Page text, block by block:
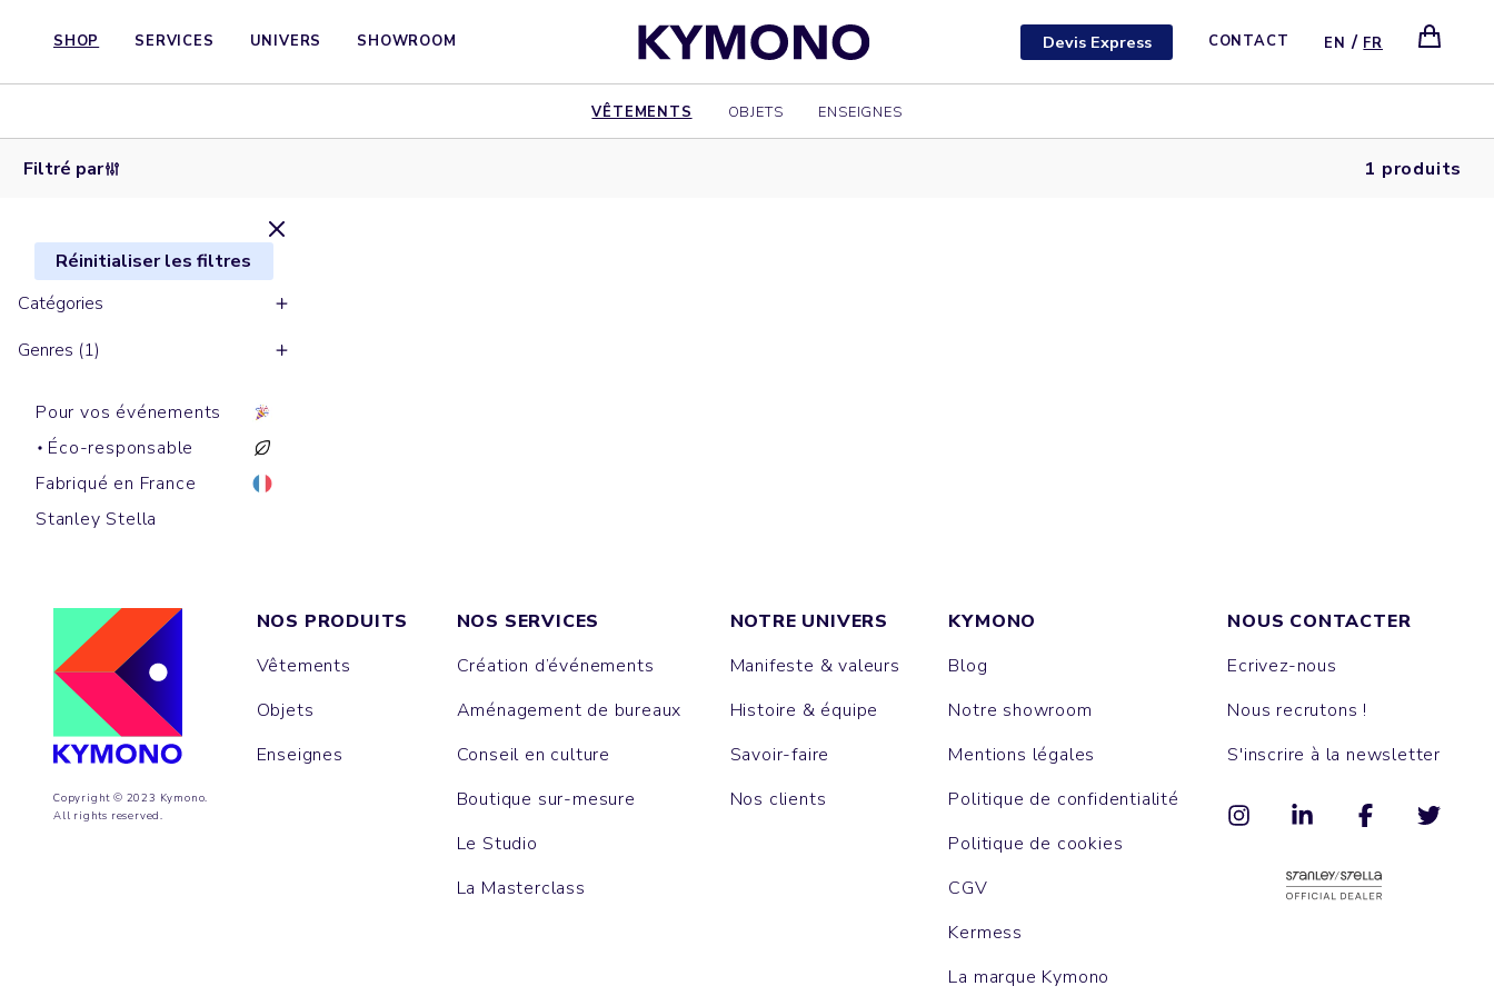
SHOP SERVICES UNIVERS SHOWROOM Devis Express CONTACT EN / FR
VÊTEMENTS OBJETS ENSEIGNES
Filtré par 1 produits
Réinitialiser les filtres
Catégories
Genres (1)
Pour vos événements
Éco-responsable
Fabriqué en France
Stanley Stella
Tabliers
Copyright © 2023 Kymono.
All rights reserved.
NOS PRODUITS
Vêtements
Objets
Enseignes
NOS SERVICES
Création d’événements
Aménagement de bureaux
Conseil en culture
Boutique sur-mesure
Le Studio
La Masterclass
NOTRE UNIVERS
Manifeste & valeurs
Histoire & équipe
Savoir-faire
Nos clients
KYMONO
Blog
Notre showroom
Mentions légales
Politique de confidentialité
Politique de cookies
CGV
Kermess
La marque Kymono
NOUS CONTACTER
Ecrivez-nous
Nous recrutons !
S'inscrire à la newsletter